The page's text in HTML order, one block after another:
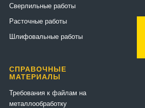
Сверлильные работы
Расточные работы
Шлифовальные работы
СПРАВОЧНЫЕ
МАТЕРИАЛЫ
Требования к файлам на
металлообработку